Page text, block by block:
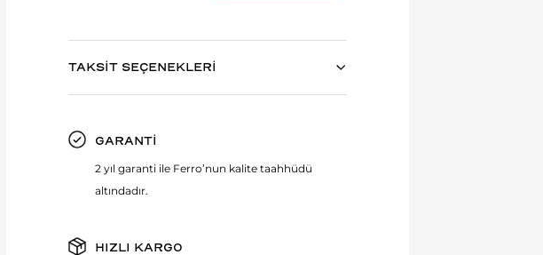
TAKSİT SEÇENEKLERİ
GARANTİ
2 yıl garanti ile Ferro’nun kalite taahhüdü
altındadır.
HIZLI KARGO